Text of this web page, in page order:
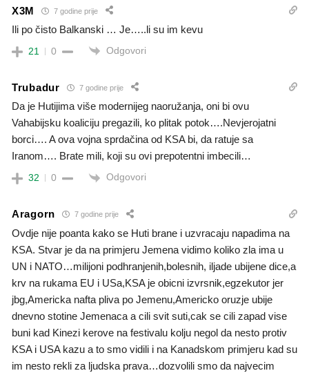
X3M 7 godine prije
Ili po čisto Balkanski … Je…..li su im kevu
21 0 Odgovori
Trubadur 7 godine prije
Da je Hutijima više modernijeg naoružanja, oni bi ovu
Vahabijsku koaliciju pregazili, ko plitak potok….Nevjerojatni
borci…. A ova vojna sprdačina od KSA bi, da ratuje sa
Iranom…. Brate mili, koji su ovi prepotentni imbecili…
32 0 Odgovori
Aragorn 7 godine prije
Ovdje nije poanta kako se Huti brane i uzvracaju napadima na
KSA. Stvar je da na primjeru Jemena vidimo koliko zla ima u
UN i NATO…milijoni podhranjenih,bolesnih, iljade ubijene dice,a
krv na rukama EU i USa,KSA je obicni izvrsnik,egzekutor jer
jbg,Americka nafta pliva po Jemenu,Americko oruzje ubije
dnevno stotine Jemenaca a cili svit suti,cak se cili zapad vise
buni kad Kinezi kerove na festivalu kolju negol da nesto protiv
KSA i USA kazu a to smo vidili i na Kanadskom primjeru kad su
im nesto rekli za ljudska prava…dozvolili smo da najvecim